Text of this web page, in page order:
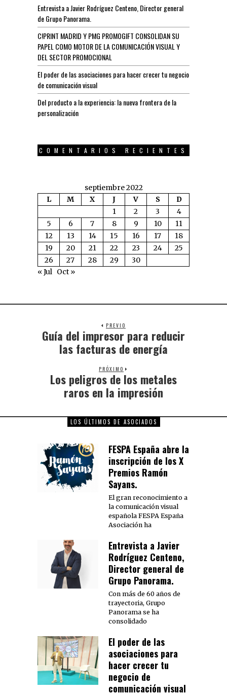
Entrevista a Javier Rodríguez Centeno, Director general
de Grupo Panorama.
C!PRINT MADRID Y PMG PROMOGIFT CONSOLIDAN SU
PAPEL COMO MOTOR DE LA COMUNICACIÓN VISUAL Y
DEL SECTOR PROMOCIONAL
El poder de las asociaciones para hacer crecer tu negocio
de comunicación visual
Del producto a la experiencia: la nueva frontera de la
personalización
COMENTARIOS RECIENTES
septiembre 2022
L
M X J V S
D
1
2 3
4
5
6 7 8 9 10
11
12
13 14 15 16 17
18
19
20 21 22 23 24
25
26
27 28 29
30
« Jul Oct »
PREVIO
Guía del impresor para reducir
las facturas de energía
PRÓXIMO
Los peligros de los metales
raros en la impresión
LOS ÚLTIMOS DE ASOCIADOS
FESPA España abre la
inscripción de los X
Premios Ramón
Sayans.
El gran reconocimiento a
la comunicación visual
española FESPA España
Asociación ha
Entrevista a Javier
Rodríguez Centeno,
Director general de
Grupo Panorama.
Con más de 60 años de
trayectoria, Grupo
Panorama se ha
consolidado
El poder de las
asociaciones para
hacer crecer tu
negocio de
comunicación visual